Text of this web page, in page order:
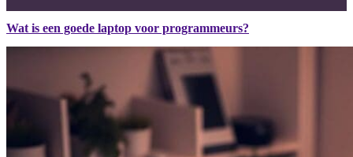
Wat is een goede laptop voor programmeurs?